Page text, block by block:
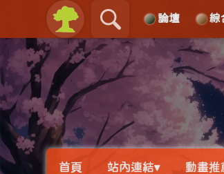
論壇 綜
關於 導覽
首頁 站內連結▾ 動畫推